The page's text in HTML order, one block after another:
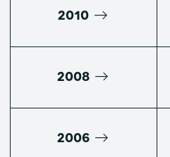
2010
2008
2006